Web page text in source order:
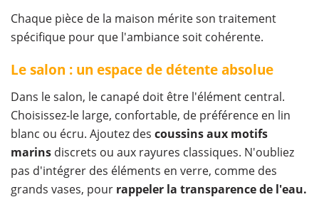
Chaque pièce de la maison mérite son traitement
spécifique pour que l'ambiance soit cohérente.
Le salon : un espace de détente absolue
Dans le salon, le canapé doit être l'élément central.
Choisissez-le large, confortable, de préférence en lin
blanc ou écru. Ajoutez des coussins aux motifs
marins discrets ou aux rayures classiques. N'oubliez
pas d'intégrer des éléments en verre, comme des
grands vases, pour rappeler la transparence de l'eau.